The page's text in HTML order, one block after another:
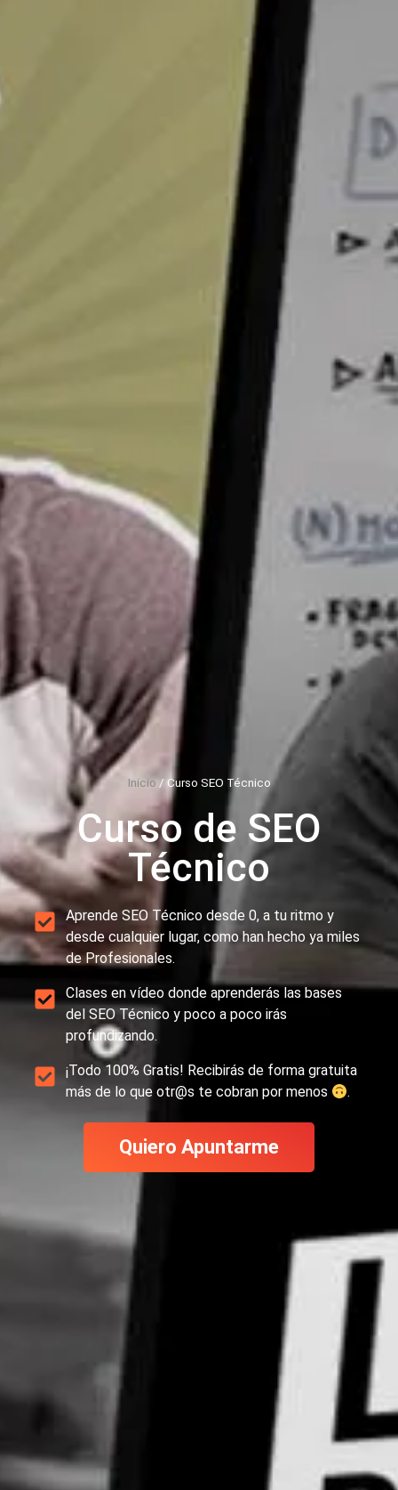
Inicio/ Curso SEO Técnico
Curso de SEO
Técnico
Aprende SEO Técnico desde 0, a tu ritmo y
desde cualquier lugar, como han hecho ya miles
de Profesionales.
Clases en vídeo donde aprenderás las bases
del SEO Técnico y poco a poco irás
profundizando.
¡Todo 100% Gratis! Recibirás de forma gratuita
más de lo que otr@s te cobran por menos
.
Quiero Apuntarme